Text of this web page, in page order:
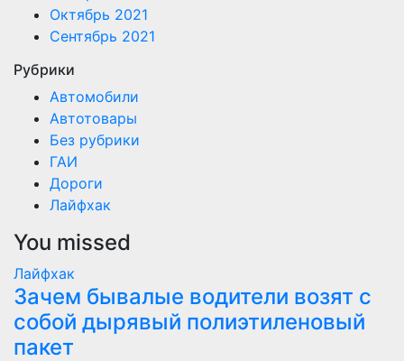
Октябрь 2021
Сентябрь 2021
Рубрики
Автомобили
Автотовары
Без рубрики
ГАИ
Дороги
Лайфхак
You missed
Лайфхак
Зачем бывалые водители возят с
собой дырявый полиэтиленовый
пакет